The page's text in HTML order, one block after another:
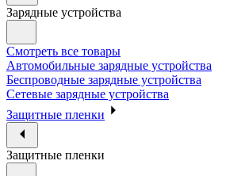
Зарядные устройства
Смотреть все товары
Автомобильные зарядные устройства
Беспроводные зарядные устройства
Сетевые зарядные устройства
Защитные пленки
Защитные пленки